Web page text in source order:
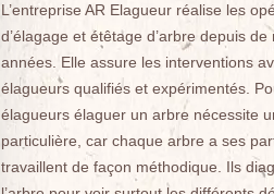
L’entreprise AR Elagueur réalise les
d’élagage et étêtage d’arbre depuis
années. Elle assure les interventions
élagueurs qualifiés et expérimentés.
élagueurs élaguer un arbre nécessite
particulière, car chaque arbre a ses
travaillent de façon méthodique. Ils